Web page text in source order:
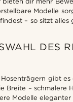
Modelle
– so sitzt alles
DES
gibt es
Breite – schmalere
Modelle